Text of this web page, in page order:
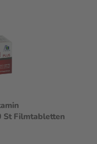
120 St Filmtabletten